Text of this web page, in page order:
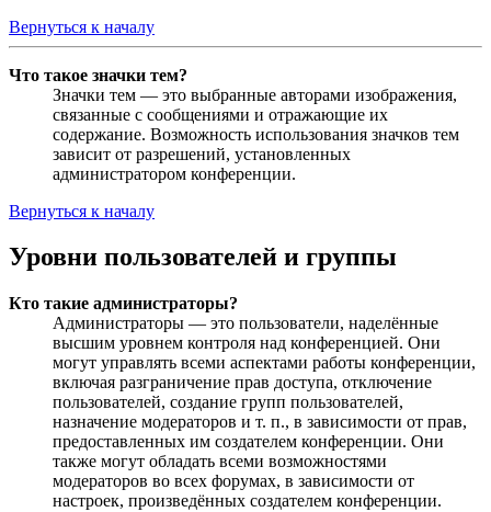
Вернуться к началу
Что такое значки тем?
Значки тем — это выбранные авторами изображения,
связанные с сообщениями и отражающие их
содержание. Возможность использования значков тем
зависит от разрешений, установленных
администратором конференции.
Вернуться к началу
Уровни пользователей и группы
Кто такие администраторы?
Администраторы — это пользователи, наделённые
высшим уровнем контроля над конференцией. Они
могут управлять всеми аспектами работы конференции,
включая разграничение прав доступа, отключение
пользователей, создание групп пользователей,
назначение модераторов и т. п., в зависимости от прав,
предоставленных им создателем конференции. Они
также могут обладать всеми возможностями
модераторов во всех форумах, в зависимости от
настроек, произведённых создателем конференции.